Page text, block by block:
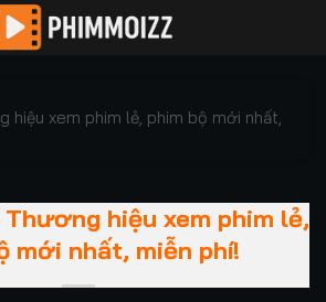
hiệu xem phim lẻ, phim bộ mới nhất,
hiệu xem phim lẻ,
mới nhất, miễn phí!